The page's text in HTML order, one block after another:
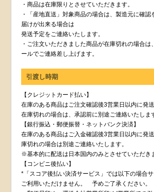
・商品は在庫限りとさせていただきます。
・「産地直送」対象商品の場合は、製造元に確認
届けが出来る場合は
発送予定をご連絡いたします。
・ご注文いただきました商品が在庫切れの場合は
ールでご連絡差し上げます。
引渡し時期
【クレジットカード払い】
在庫のある商品はご注文確認後3営業日以内に発送
在庫切れの場合は、承認前に別途ご連絡いたしま
【銀行振込・郵便振替・ネットバンク決済】
在庫のある商品はご入金確認後3営業日以内に発
庫切れの場合は別途ご連絡いたします。
※基本的に配送は日本国内のみとさせていただき
【コンビニ後払い】
*「スコア後払い決済サービス」では以下の場合
ご利用いただけません。 予めご了承ください。